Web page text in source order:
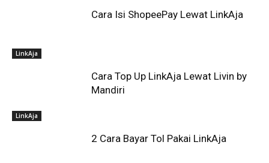
LinkAja
Cara Isi ShopeePay Lewat LinkAja
LinkAja
Cara Top Up LinkAja Lewat Livin by
Mandiri
2 Cara Bayar Tol Pakai LinkAja